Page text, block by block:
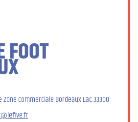
FOOT
Zone commerciale Bordeaux Lac 33300